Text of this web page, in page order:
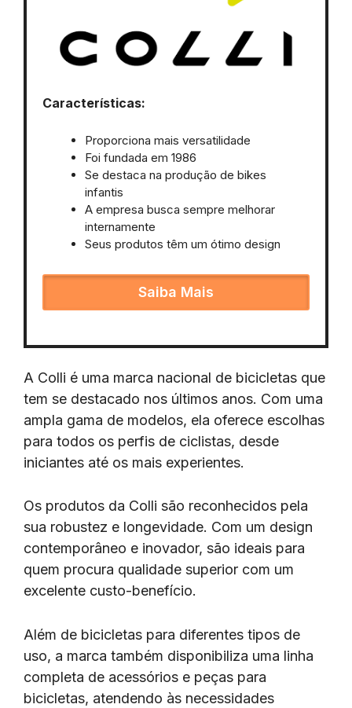
Características:
Proporciona mais versatilidade
Foi fundada em 1986
Se destaca na produção de bikes
infantis
A empresa busca sempre melhorar
internamente
Seus produtos têm um ótimo design
Saiba Mais
A Colli é uma marca nacional de bicicletas que
tem se destacado nos últimos anos. Com uma
ampla gama de modelos, ela oferece escolhas
para todos os perfis de ciclistas, desde
iniciantes até os mais experientes.
Os produtos da Colli são reconhecidos pela
sua robustez e longevidade. Com um design
contemporâneo e inovador, são ideais para
quem procura qualidade superior com um
excelente custo-benefício.
Além de bicicletas para diferentes tipos de
uso, a marca também disponibiliza uma linha
completa de acessórios e peças para
bicicletas, atendendo às necessidades